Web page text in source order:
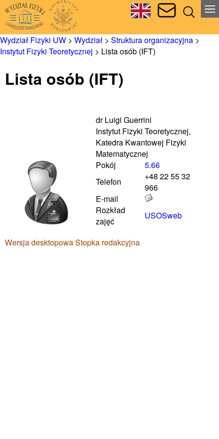
Wydział Fizyki UW > Wydział > Struktura organizacyjna >
Instytut Fizyki Teoretycznej > Lista osób (IFT)
Lista osób (IFT)
dr Luigi Guerrini
Instytut Fizyki Teoretycznej,
Katedra Kwantowej Fizyki
Matematycznej
Pokój
5.66
Telefon
+48 22 55 32
966
E-mail
Rozkład
zajęć
USOSweb
Wersja desktopowaStopka redakcyjna